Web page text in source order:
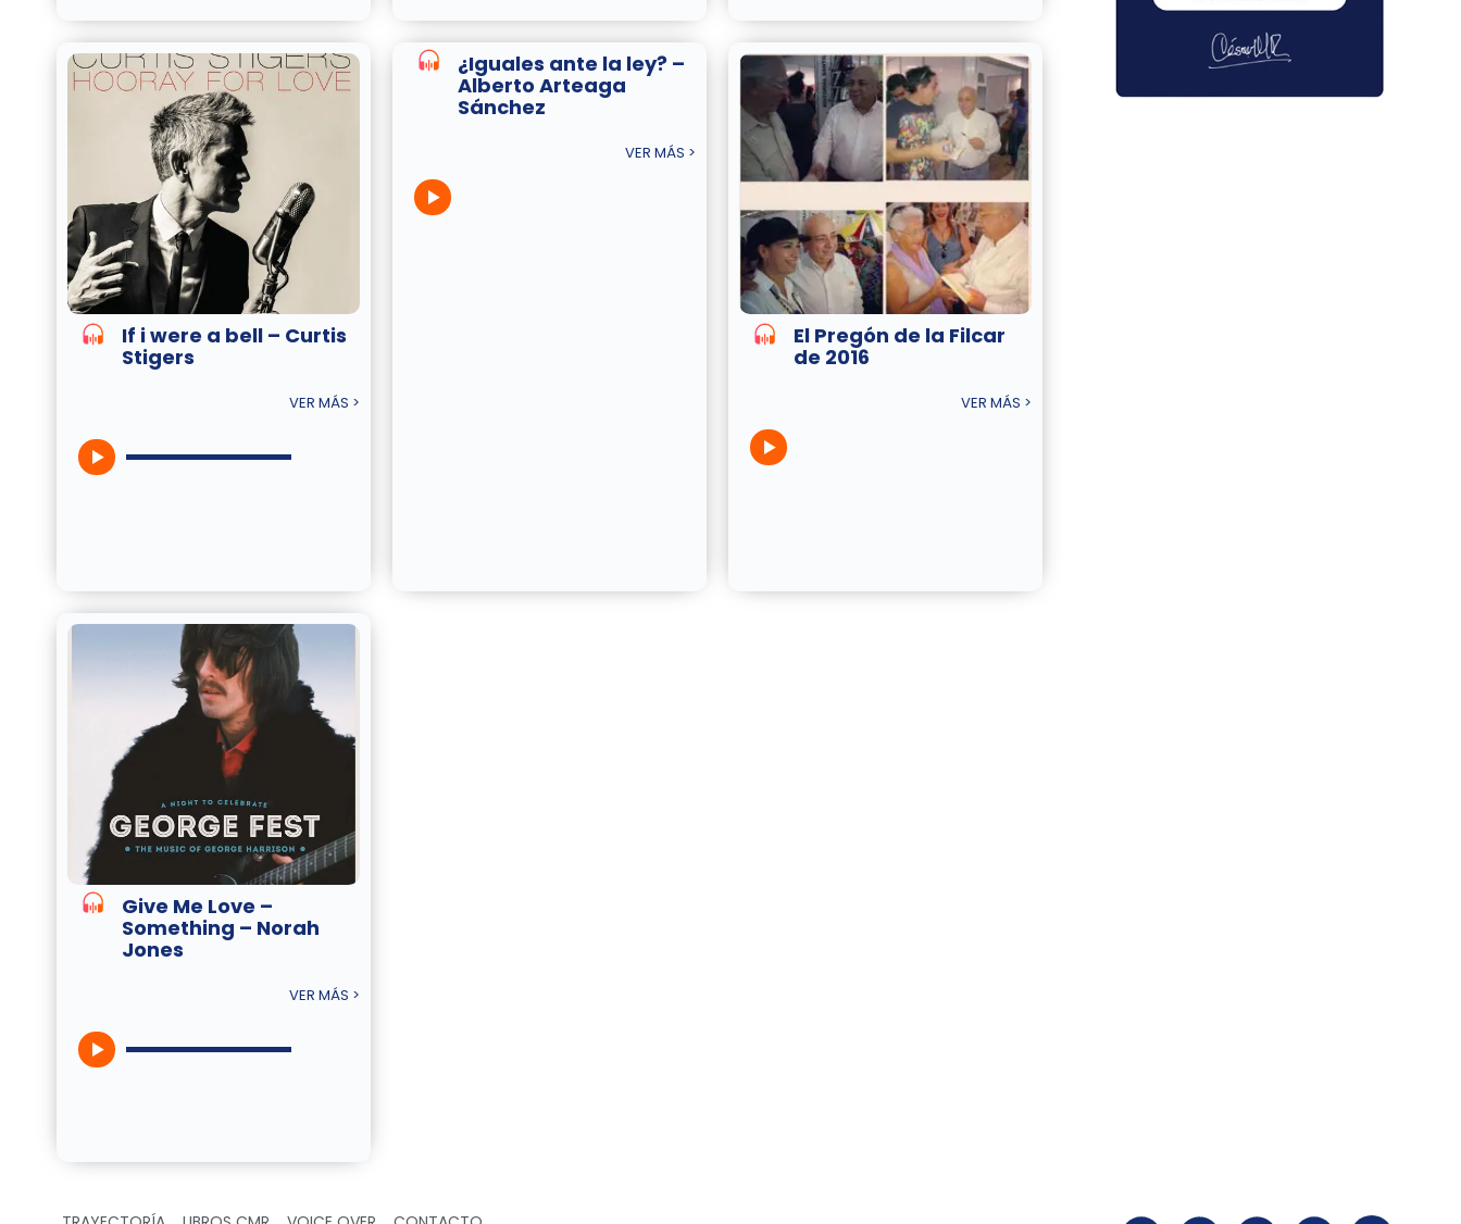
If i were a bell – Curtis
Stigers
VER MÁS >
¿Iguales ante la ley? –
Alberto Arteaga
Sánchez
VER MÁS >
El Pregón de la Filcar
de 2016
VER MÁS >
Give Me Love –
Something – Norah
Jones
VER MÁS >